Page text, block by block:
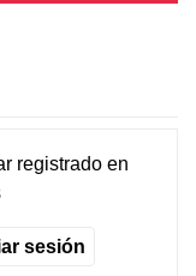
registradoen
sesión